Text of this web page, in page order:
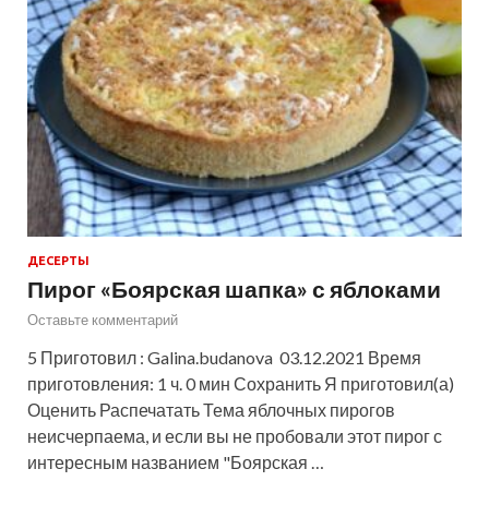
ДЕСЕРТЫ
Пирог «Боярская шапка» с яблоками
Оставьте комментарий
5 Приготовил : Galina.budanova 03.12.2021 Время
приготовления: 1 ч. 0 мин Сохранить Я приготовил(а)
Оценить Распечатать Тема яблочных пирогов
неисчерпаема, и если вы не пробовали этот пирог с
интересным названием "Боярская …